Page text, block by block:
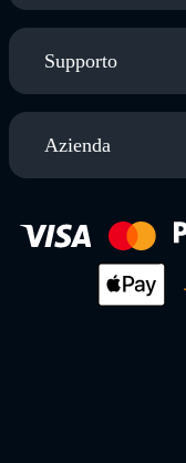
Supporto
Azienda